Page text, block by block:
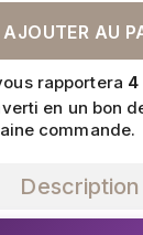
AJOUTER AU
rapportera 4
en un bon
commande.
Description